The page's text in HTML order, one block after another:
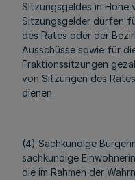
Sitzungsgeldes in Höhe
Sitzungsgelder dürfen
des Rates oder der
Ausschüsse sowie für
Fraktionssitzungen
von Sitzungen des
dienen.
(4) Sachkundige
sachkundige
die im Rahmen der